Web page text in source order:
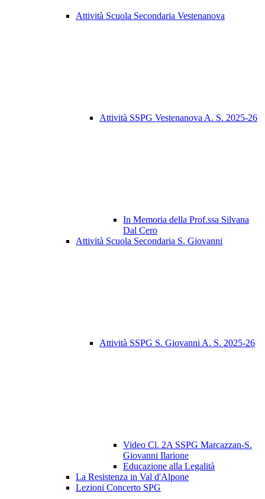
Attività Scuola Secondaria Vestenanova
Attività SSPG Vestenanova A. S. 2025-26
In Memoria della Prof.ssa Silvana
Dal Cero
Attività Scuola Secondaria S. Giovanni
Attività SSPG S. Giovanni A. S. 2025-26
Video Cl. 2A SSPG Marcazzan-S.
Giovanni Ilarione
Educazione alla Legalità
La Resistenza in Val d'Alpone
Lezioni Concerto SPG